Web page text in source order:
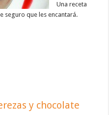
Una receta
seguro que les encantará.
y chocolate